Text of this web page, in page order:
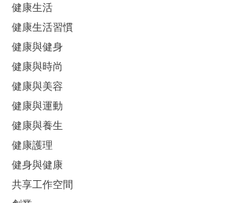
健康生活
健康生活習慣
健康與健身
健康與時尚
健康與美容
健康與運動
健康與養生
健康護理
健身與健康
共享工作空間